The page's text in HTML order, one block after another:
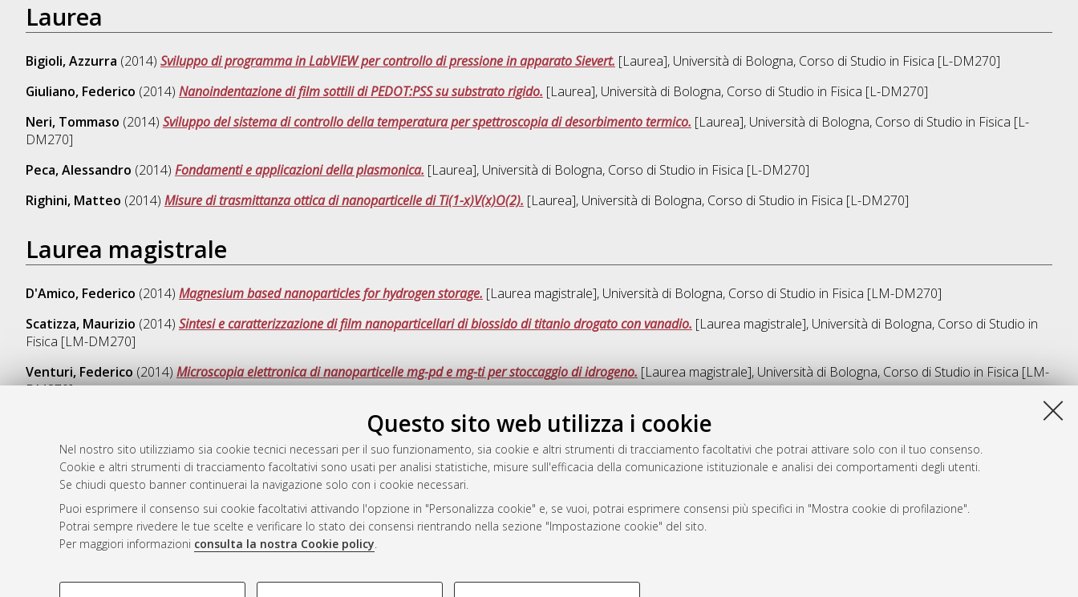
Questo sito web utilizza i cookie
Nel nostro sito utilizziamo sia cookie tecnici necessari per il suo funzionamento, sia cookie e altri strumenti di tracciamento facoltativi che potrai attivare solo con il tuo consenso.
Cookie e altri strumenti di tracciamento facoltativi sono usati per analisi statistiche, misure sull'efficacia della comunicazione istituzionale e analisi dei comportamenti degli utenti.
Se chiudi questo banner continuerai la navigazione solo con i cookie necessari.
Puoi esprimere il consenso sui cookie facoltativi attivando l'opzione in "Personalizza cookie" e, se vuoi, potrai esprimere consensi più specifici in "Mostra cookie di profilazione".
Potrai sempre rivedere le tue scelte e verificare lo stato dei consensi rientrando nella sezione "Impostazione cookie" del sito.
Per maggiori informazioni consulta la nostra Cookie policy.
COOKIE DI PROFILAZIONE - FACOLTATIVI COOKIE TECNICI - NECESSARI
Laurea
Bigioli, Azzurra (2014) Sviluppo di programma in LabVIEW per controllo di pressione in apparato Sievert. [Laurea], Università di Bologna, Corso di Studio in Fisica [L-DM270]
Giuliano, Federico (2014) Nanoindentazione di film sottili di PEDOT:PSS su substrato rigido. [Laurea], Università di Bologna, Corso di Studio in Fisica [L-DM270]
Neri, Tommaso (2014) Sviluppo del sistema di controllo della temperatura per spettroscopia di desorbimento termico. [Laurea], Università di Bologna, Corso di Studio in Fisica [L-
DM270]
Peca, Alessandro (2014) Fondamenti e applicazioni della plasmonica. [Laurea], Università di Bologna, Corso di Studio in Fisica [L-DM270]
Righini, Matteo (2014) Misure di trasmittanza ottica di nanoparticelle di Ti(1-x)V(x)O(2). [Laurea], Università di Bologna, Corso di Studio in Fisica [L-DM270]
Laurea magistrale
D'Amico, Federico (2014) Magnesium based nanoparticles for hydrogen storage. [Laurea magistrale], Università di Bologna, Corso di Studio in Fisica [LM-DM270]
Scatizza, Maurizio (2014) Sintesi e caratterizzazione di film nanoparticellari di biossido di titanio drogato con vanadio. [Laurea magistrale], Università di Bologna, Corso di Studio in
Fisica [LM-DM270]
Venturi, Federico (2014) Microscopia elettronica di nanoparticelle mg-pd e mg-ti per stoccaggio di idrogeno. [Laurea magistrale], Università di Bologna, Corso di Studio in Fisica [LM-
DM270]
Questa lista e' stata generata il
Rss 1.0
Rss 2.0
AMS Laurea
Servizio implementato e gestito da
Impostazioni Cookie
Informativa sulla privacy
Condizioni d’uso del sito